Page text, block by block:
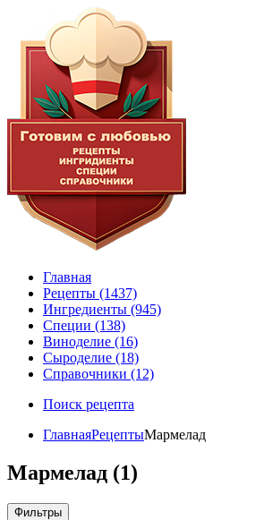
Главная
Рецепты (1437)
Ингредиенты (945)
Специи (138)
Виноделие (16)
Сыроделие (18)
Справочники (12)
Поиск рецепта
ГлавнаяРецептыМармелад
Мармелад (1)
Фильтры